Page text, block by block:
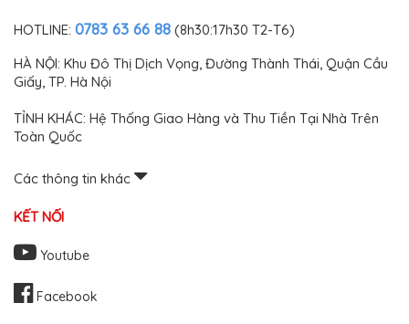
HOTLINE: 0783 63 66 88 (8h30:17h30 T2-T6)
HÀ NỘI: Khu Đô Thị Dịch Vọng, Đường Thành Thái, Quận Cầu
Giấy, TP. Hà Nội
TỈNH KHÁC: Hệ Thống Giao Hàng và Thu Tiền Tại Nhà Trên
Toàn Quốc
Các thông tin khác
KẾT NỐI
Youtube
Facebook